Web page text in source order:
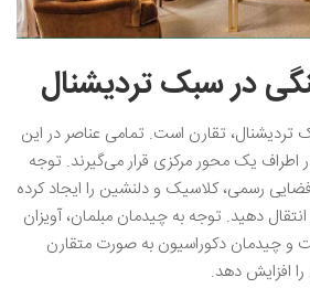
در سبک تردیشنال
تردیشنال، تقارن است. تمامی عناصر در این
یک محور مرکزی قرار می‌گیرند. توجه
رسمی، کلاسیک و دلنشین را ایجاد کرده
دهید. توجه به چیدمان مبلمان، آویزان
و چیدمان دکوراسیون به صورت متقارن
افزایش دهد.